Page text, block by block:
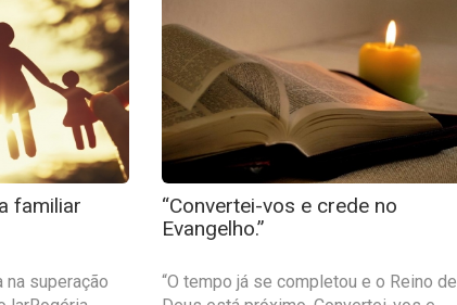
familiar
na superação
“Convertei-vos e crede no
Evangelho.”
“O tempo já se completou e o Reino de